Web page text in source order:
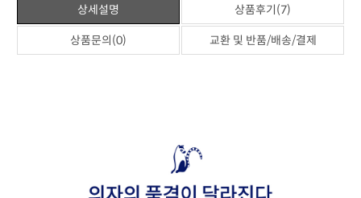
상세설명 상품후기(7)
상품문의(0) 교환 및 반품/배송/결제